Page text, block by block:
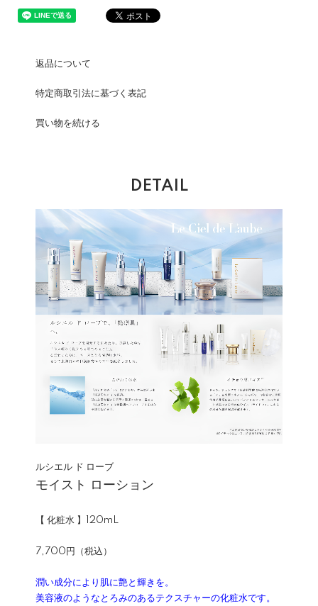
返品について
特定商取引法に基づく表記
買い物を続ける
DETAIL
ルシエル ド ローブ
モイスト ローション
【 化粧水 】120mL
7,700円（税込）
潤い成分により肌に艶と輝きを。
美容液のようなとろみのあるテクスチャーの化粧水です。